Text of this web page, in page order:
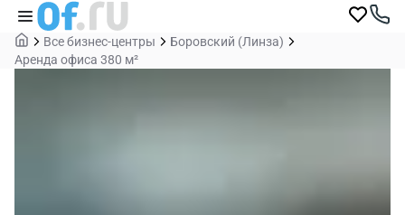
Все бизнес-центры
Боровский (Линза)
Аренда офиса 380 м²